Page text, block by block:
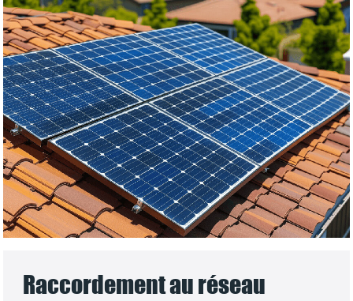
Raccordement au réseau